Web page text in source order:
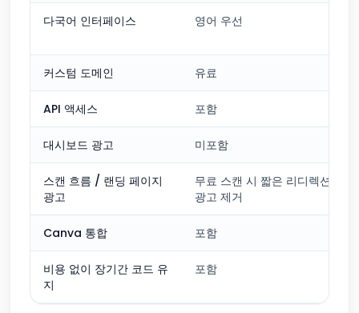
다국어 인터페이스 영어 우선
커스텀 도메인 유료
API 액세스 포함
대시보드 광고 미포함
스캔 흐름 / 랜딩 페이지
광고
무료 스캔 시 짧은 리디렉션 광
광고 제거
Canva 통합 포함
비용 없이 장기간 코드 유
지
포함